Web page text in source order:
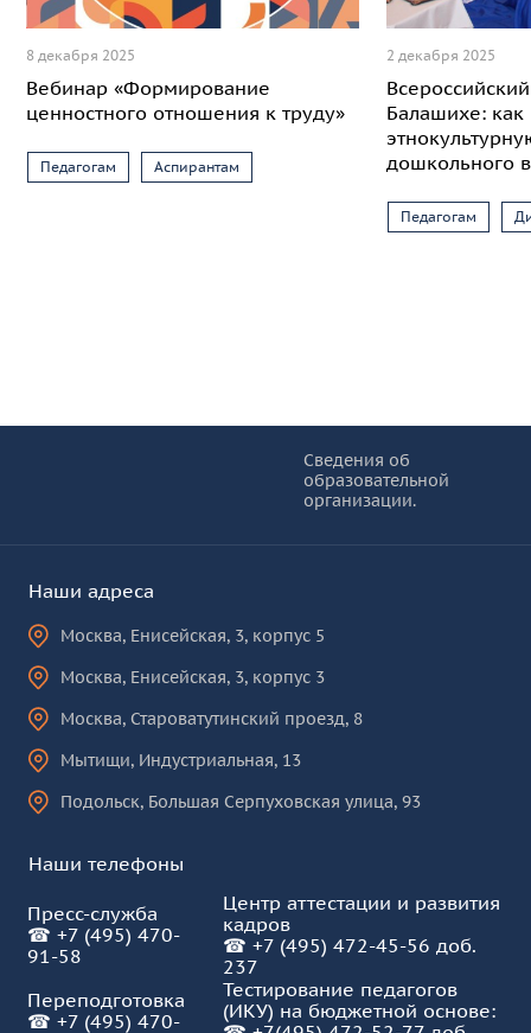
8 декабря 2025
Вебинар «Формирование
ценностного отношения к труду»
Педагогам Аспирантам
2 декабря 2025
Балашихе: как
дошкольного
Педагогам
Сведения об
образовательной
организации.
Наши адреса
Москва, Енисейская, 3, корпус 5
Москва, Енисейская, 3, корпус 3
Москва, Староватутинский проезд, 8
Мытищи, Индустриальная, 13
Подольск, Большая Серпуховская улица, 93
Наши телефоны
Пресс-служба
☎ +7 (495) 470-
91-58
Центр аттестации и развития
кадров
☎ +7 (495) 472-45-56 доб.
237
Переподготовка
☎ +7 (495) 470-
Тестирование педагогов
(ИКУ) на бюджетной основе: